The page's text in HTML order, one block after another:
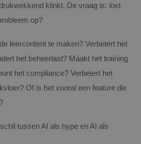
klinkt. De vraag is: lost
op?
leercontent te maken? Verbetert het
het beheerlast? Maakt het training
het compliance? Verbetert het
Of is het vooral een feature die
tussen AI als hype en AI als